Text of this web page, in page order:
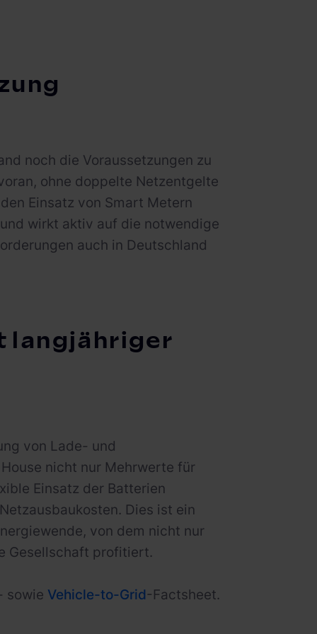
noch die Voraussetzungen zu
ohne doppelte Netzentgelte
Einsatz von Smart Metern
wirkt aktiv auf die notwendige
auch in Deutschland
langjähriger
von Lade- und
nicht nur Mehrwerte für
Einsatz der Batterien
Dies ist ein
von dem nicht nur
Gesellschaft profitiert.
sowie Vehicle-to-Grid-Factsheet.